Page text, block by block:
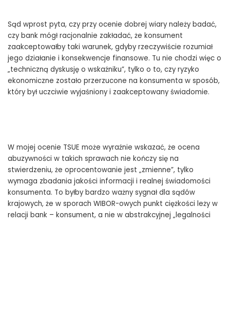
Sąd wprost pyta, czy przy ocenie dobrej wiary należy badać,
czy bank mógł racjonalnie zakładać, że konsument
zaakceptowałby taki warunek, gdyby rzeczywiście rozumiał
jego działanie i konsekwencje finansowe. Tu nie chodzi więc o
„techniczną dyskusję o wskaźniku”, tylko o to, czy ryzyko
ekonomiczne zostało przerzucone na konsumenta w sposób,
który był uczciwie wyjaśniony i zaakceptowany świadomie.
W mojej ocenie TSUE może wyraźnie wskazać, że ocena
abuzywności w takich sprawach nie kończy się na
stwierdzeniu, że oprocentowanie jest „zmienne”, tylko
wymaga zbadania jakości informacji i realnej świadomości
konsumenta. To byłby bardzo ważny sygnał dla sądów
krajowych, że w sporach WIBOR-owych punkt ciężkości leży w
relacji bank – konsument, a nie w abstrakcyjnej „legalności